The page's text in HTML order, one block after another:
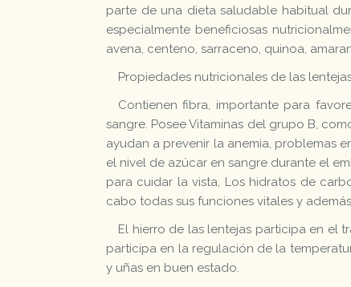
parte de una dieta saludable habitual
especialmente beneficiosas
avena, centeno, sarraceno, quinoa,
Propiedades nutricionales de las
Contienen fibra, importante para
sangre. Posee Vitaminas del grupo B,
ayudan a prevenir la anemia, problemas
el nivel de azúcar en sangre durante el
para cuidar la vista, Los hidratos de
cabo todas sus funciones vitales y
El hierro de las lentejas participa en el
participa en la regulación de la
y uñas en buen estado.